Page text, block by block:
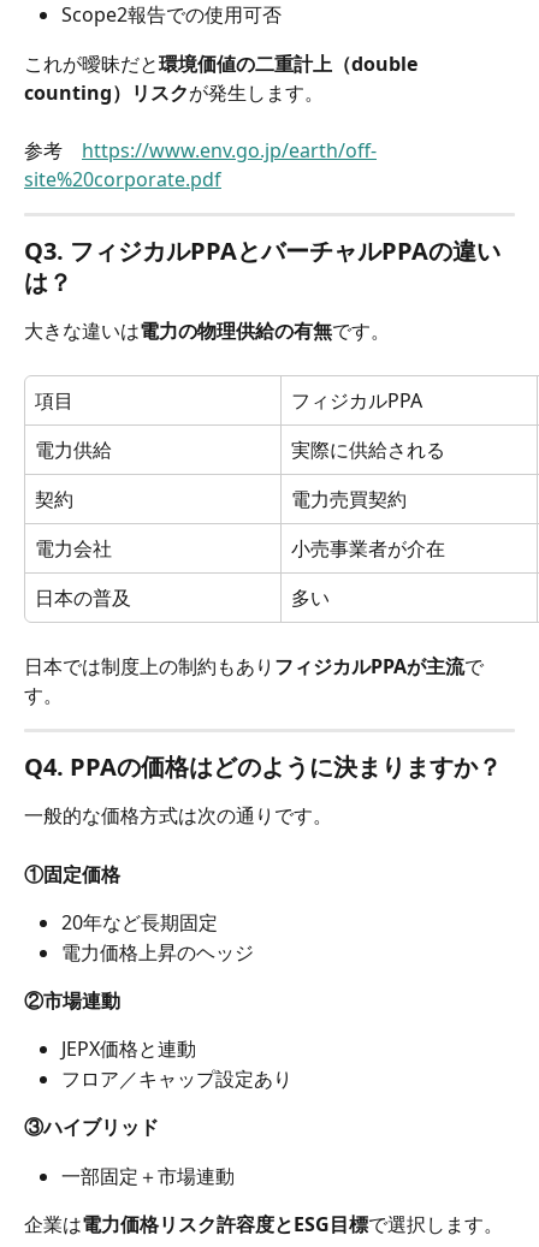
Scope2報告での使用可否
これが曖昧だと環境価値の二重計上（double
counting）リスクが発生します。
参考 https://www.env.go.jp/earth/off-
site%20corporate.pdf
Q3. フィジカルPPAとバーチャルPPAの違い
は？
大きな違いは電力の物理供給の有無です。
項目
フィジカルPPA
電力供給
実際に供給される
契約
電力売買契約
電力会社
小売事業者が介在
日本の普及
多い
日本では制度上の制約もあり フィジカルPPAが主流で
す。
Q4. PPAの価格はどのように決まりますか？
一般的な価格方式は次の通りです。
①固定価格
20年など長期固定
電力価格上昇のヘッジ
②市場連動
JEPX価格と連動
フロア／キャップ設定あり
③ハイブリッド
一部固定＋市場連動
企業は電力価格リスク許容度とESG目標で選択します。